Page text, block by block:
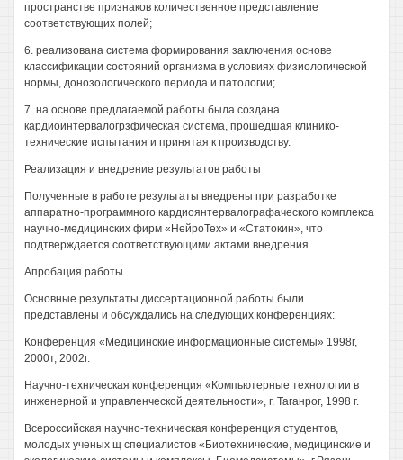
пространстве признаков количественное представление
соответствующих полей;
6. реализована система формирования заключения основе
классификации состояний организма в условиях физиологической
нормы, донозологического периода и патологии;
7. на основе предлагаемой работы была создана
кардиоинтервалогрзфическая система, прошедшая клинико-
технические испытания и принятая к производству.
Реализация и внедрение результатов работы
Полученные в работе результаты внедрены при разработке
аппаратно-программного кардиоянтервалографаческого комплекса
научно-медицинских фирм «НейроТех» и «Статокин», что
подтверждается соответствующими актами внедрения.
Апробация работы
Основные результаты диссертационной работы были
представлены и обсуждались на следующих конференциях:
Конференция «Медицинские информационные системы» 1998г,
2000т, 2002г.
Научно-техническая конференция «Компьютерные технологии в
инженерной и управленческой деятельности», г. Таганрог, 1998 г.
Всероссийская научно-техническая конференция студентов,
молодых ученых щ специалистов «Биотехнические, медицинские и